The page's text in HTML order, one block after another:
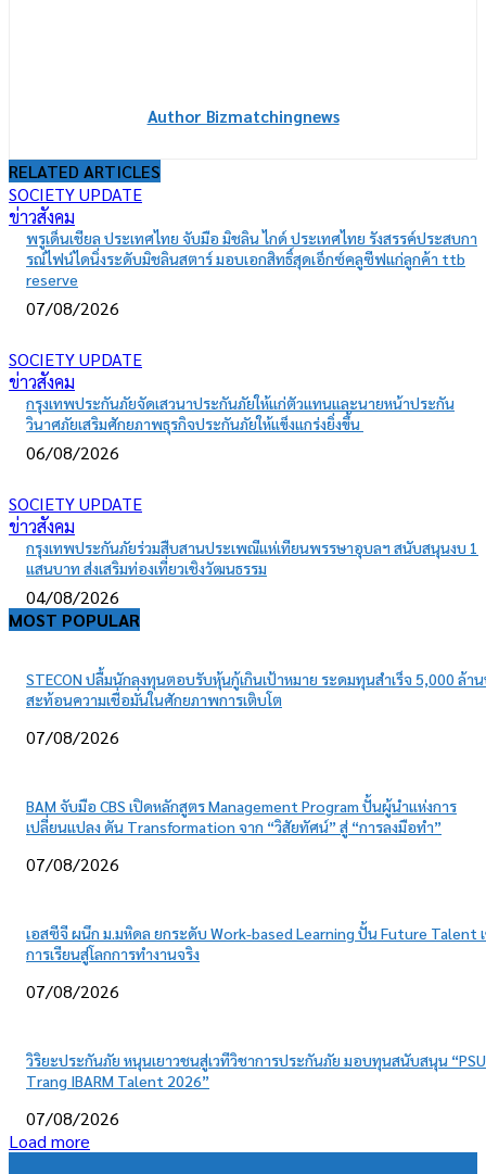
Author Bizmatchingnews
RELATED ARTICLES
SOCIETY UPDATE
ข่าวสังคม
พรูเด็นเชียล ประเทศไทย จับมือ มิชลิน ไกด์ ประเทศไทย รังสรรค์ประสบกา
รณ์ไฟน์ไดนิ่งระดับมิชลินสตาร์ มอบเอกสิทธิ์สุดเอ็กซ์คลูซีฟแก่ลูกค้า ttb
reserve
07/08/2026
SOCIETY UPDATE
ข่าวสังคม
กรุงเทพประกันภัยจัดเสวนาประกันภัยให้แก่ตัวแทนและนายหน้าประกัน
วินาศภัยเสริมศักยภาพธุรกิจประกันภัยให้แข็งแกร่งยิ่งขึ้น
06/08/2026
SOCIETY UPDATE
ข่าวสังคม
กรุงเทพประกันภัยร่วมสืบสานประเพณีแห่เทียนพรรษาอุบลฯ สนับสนุนงบ 1
แสนบาท ส่งเสริมท่องเที่ยวเชิงวัฒนธรรม
04/08/2026
MOST POPULAR
STECON ปลื้มนักลงทุนตอบรับหุ้นกู้เกินเป้าหมาย ระดมทุนสำเร็จ 5,000 ล้า
สะท้อนความเชื่อมั่นในศักยภาพการเติบโต
07/08/2026
BAM จับมือ CBS เปิดหลักสูตร Management Program ปั้นผู้นำแห่งการ
เปลี่ยนแปลง ดัน Transformation จาก “วิสัยทัศน์” สู่ “การลงมือทำ”
07/08/2026
เอสซีจี ผนึก ม.มหิดล ยกระดับ Work-based Learning ปั้น Future Talent
การเรียนสู่โลกการทำงานจริง
07/08/2026
วิริยะประกันภัย หนุนเยาวชนสู่เวทีวิชาการประกันภัย มอบทุนสนับสนุน “PSU
Trang IBARM Talent 2026”
07/08/2026
Load more